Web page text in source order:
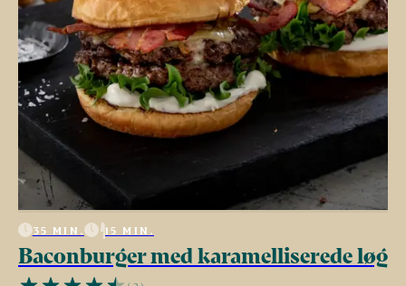
35 MIN. 15 MIN.
Baconburger med karamelliserede løg